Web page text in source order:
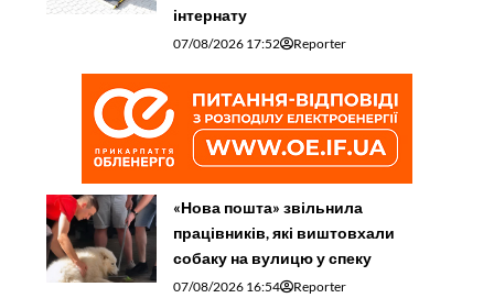
інтернату
07/08/2026 17:52 Reporter
«Нова пошта» звільнила
працівників, які виштовхали
собаку на вулицю у спеку
07/08/2026 16:54 Reporter